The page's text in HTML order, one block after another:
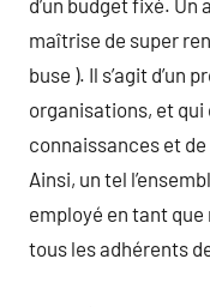
d’un budget fixé.
maîtrise de super
buse ). Il s’agit d’un
organisations, et
connaissances et
Ainsi, un tel
employé en tant
tous les adhérents